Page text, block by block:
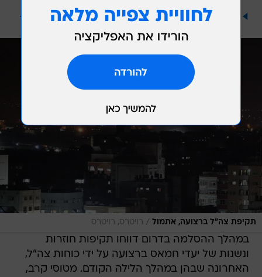
אל תתפשרו על מין לא מספק: כך תשפרו ביצועים -
עם הנחה בלעדית
תקיפת צה"ל ברצועה, אתמול / רויטרס, רויטרס
במהלך ההסלמה בדרום דווחו תקיפות חוזרות
ונשנות של יעדי חמאס ברצועה על ידי כוחות צה"ל,
האחרונה שבהן במהלך הלילה הקודם. מטוסי קרב,